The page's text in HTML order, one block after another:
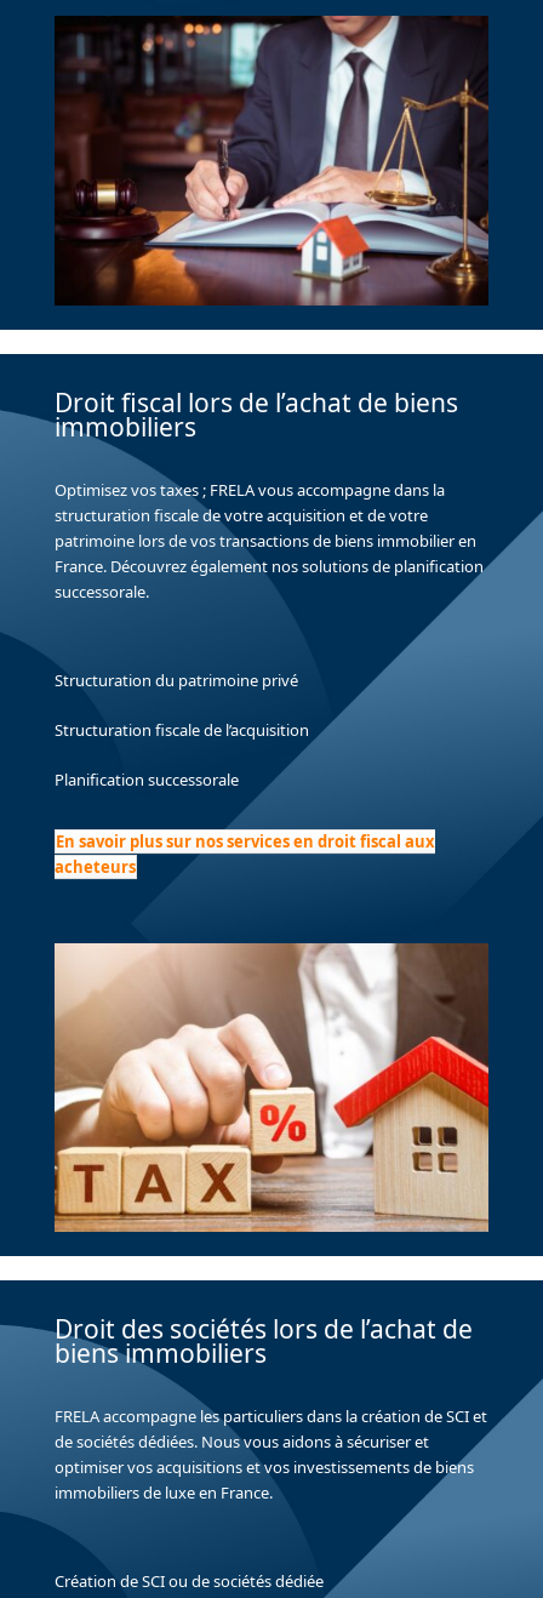
Droit fiscal lors de l’achat de biens
immobiliers
Optimisez vos taxes ; FRELA vous accompagne dans la
structuration fiscale de votre acquisition et de votre
patrimoine lors de vos transactions de biens immobilier en
France. Découvrez également nos solutions de planification
successorale.
Structuration du patrimoine privé
Structuration fiscale de l’acquisition
Planification successorale
En savoir plus sur nos services en droit fiscal aux
acheteurs
Droit des sociétés lors de l’achat de
biens immobiliers
FRELA accompagne les particuliers dans la création de SCI et
de sociétés dédiées. Nous vous aidons à sécuriser et
optimiser vos acquisitions et vos investissements de biens
immobiliers de luxe en France.
Création de SCI ou de sociétés dédiée